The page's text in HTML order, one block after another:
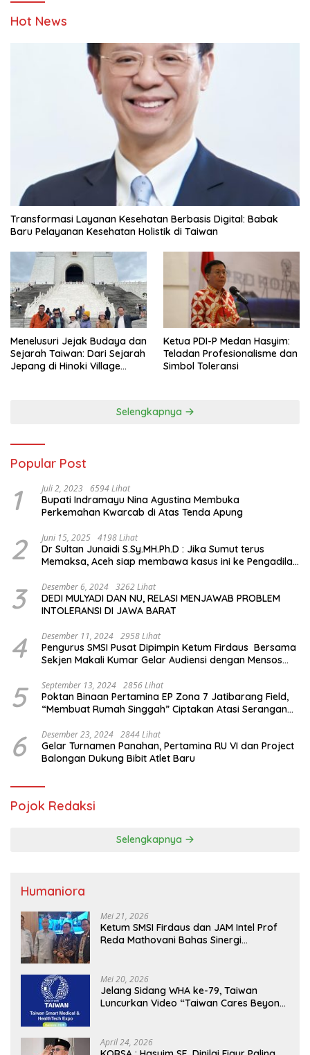
Hot News
Transformasi Layanan Kesehatan Berbasis Digital: Babak
Baru Pelayanan Kesehatan Holistik di Taiwan
Menelusuri Jejak Budaya dan
Sejarah Taiwan: Dari Sejarah
Jepang di Hinoki Village
Ketua PDI-P Medan Hasyim:
Teladan Profesionalisme dan
Simbol Toleransi
Selengkapnya
Popular Post
1 Juli 2, 2023 6594 Lihat
Bupati Indramayu Nina Agustina Membuka
Perkemahan Kwarcab di Atas Tenda Apung
2 Juni 15, 2025 4198 Lihat
Dr Sultan Junaidi S.Sy.MH.Ph.D : Jika Sumut terus
Memaksa, Aceh siap membawa kasus ini ke Pengadilan
3 Desember 6, 2024 3262 Lihat
DEDI MULYADI DAN NU, RELASI MENJAWAB PROBLEM
INTOLERANSI DI JAWA BARAT
4 Desember 11, 2024 2958 Lihat
Pengurus SMSI Pusat Dipimpin Ketum Firdaus Bersama
Sekjen Makali Kumar Gelar Audiensi dengan Mensos
5 September 13, 2024 2856 Lihat
Poktan Binaan Pertamina EP Zona 7 Jatibarang Field,
“Membuat Rumah Singgah” Ciptakan Atasi Serangan
6 Desember 23, 2024 2844 Lihat
Gelar Turnamen Panahan, Pertamina RU VI dan Project
Balongan Dukung Bibit Atlet Baru
Pojok Redaksi
Selengkapnya
Humaniora
Mei 21, 2026
Ketum SMSI Firdaus dan JAM Intel Prof
Reda Mathovani Bahas Sinergi
MBG, Perkuat Pengawasan Program
Pemerintah
Mei 20, 2026
Jelang Sidang WHA ke-79, Taiwan
Luncurkan Video “Taiwan Cares Beyond
April 24, 2026